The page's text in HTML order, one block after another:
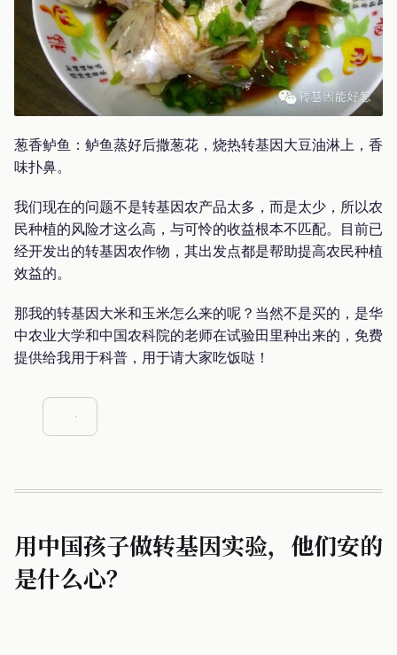
葱香鲈鱼：鲈鱼蒸好后撒葱花，烧热转基因大豆油淋上，香
味扑鼻。
我们现在的问题不是转基因农产品太多，而是太少，所以农
民种植的风险才这么高，与可怜的收益根本不匹配。目前已
经开发出的转基因农作物，其出发点都是帮助提高农民种植
效益的。
那我的转基因大米和玉米怎么来的呢？当然不是买的，是华
中农业大学和中国农科院的老师在试验田里种出来的，免费
提供给我用于科普，用于请大家吃饭哒！
用中国孩子做转基因实验，他们安的
是什么心？